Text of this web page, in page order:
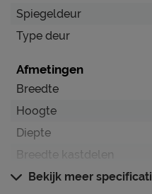
Spiegeldeur
Type deur
Afmetingen
Breedte
Hoogte
Diepte
Breedte kastdelen
MaatBekijk meer